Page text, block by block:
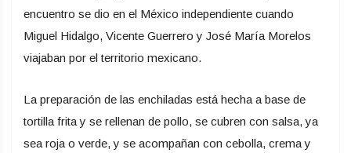
encuentro se dio en el México independiente cuando
Miguel Hidalgo, Vicente Guerrero y José María Morelos
viajaban por el territorio mexicano.
La preparación de las enchiladas está hecha a base de
tortilla frita y se rellenan de pollo, se cubren con salsa, ya
sea roja o verde, y se acompañan con cebolla, crema y